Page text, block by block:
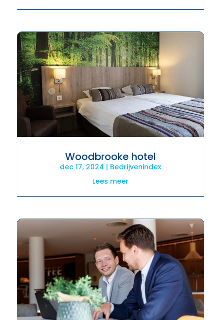
Woodbrooke hotel
dec 17, 2024 | Bedrijvenindex
Lees meer